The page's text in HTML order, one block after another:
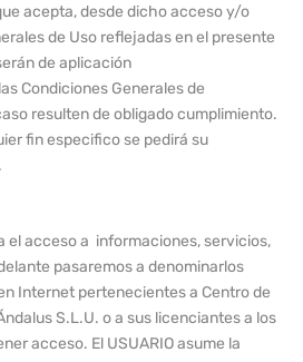
acepta, desde dicho acceso y/o
de Uso reflejadas en el presente
de aplicación
Condiciones Generales de
resulten de obligado cumplimiento.
fin especifico se pedirá su
el acceso a informaciones, servicios,
pasaremos a denominarlos
Internet pertenecientes a Centro de
S.L.U. o a sus licenciantes a los
acceso. El USUARIO asume la